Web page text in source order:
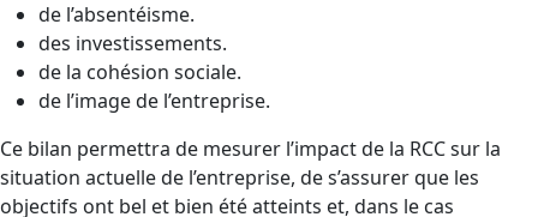
de l’absentéisme.
des investissements.
de la cohésion sociale.
de l’image de l’entreprise.
Ce bilan permettra de mesurer l’impact de la RCC sur la
situation actuelle de l’entreprise, de s’assurer que les
objectifs ont bel et bien été atteints et, dans le cas